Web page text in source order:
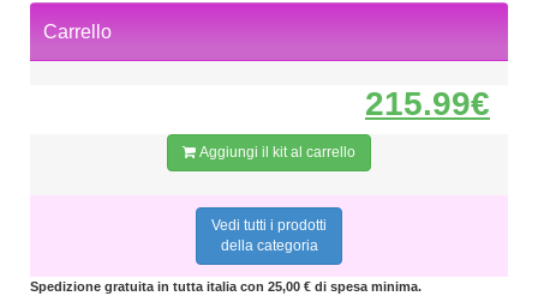
Carrello
215.99€
Aggiungi il kit al carrello
Vedi tutti i prodotti
della categoria
Spedizione gratuita in tutta italia con 25,00 € di spesa minima.